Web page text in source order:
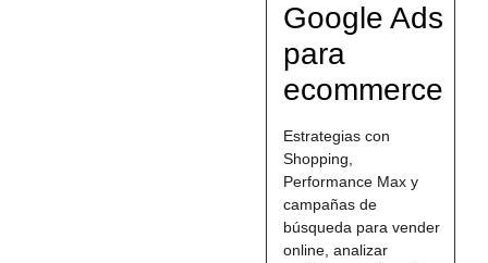
Google Ads
para
ecommerce
Estrategias con
Shopping,
Performance Max y
campañas de
búsqueda para vender
online, analizar